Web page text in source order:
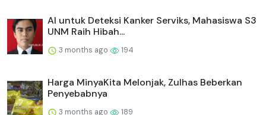
AI untuk Deteksi Kanker Serviks, Mahasiswa S3
UNM Raih Hibah...
3 months ago 194
Harga MinyaKita Melonjak, Zulhas Beberkan
Penyebabnya
3 months ago 189